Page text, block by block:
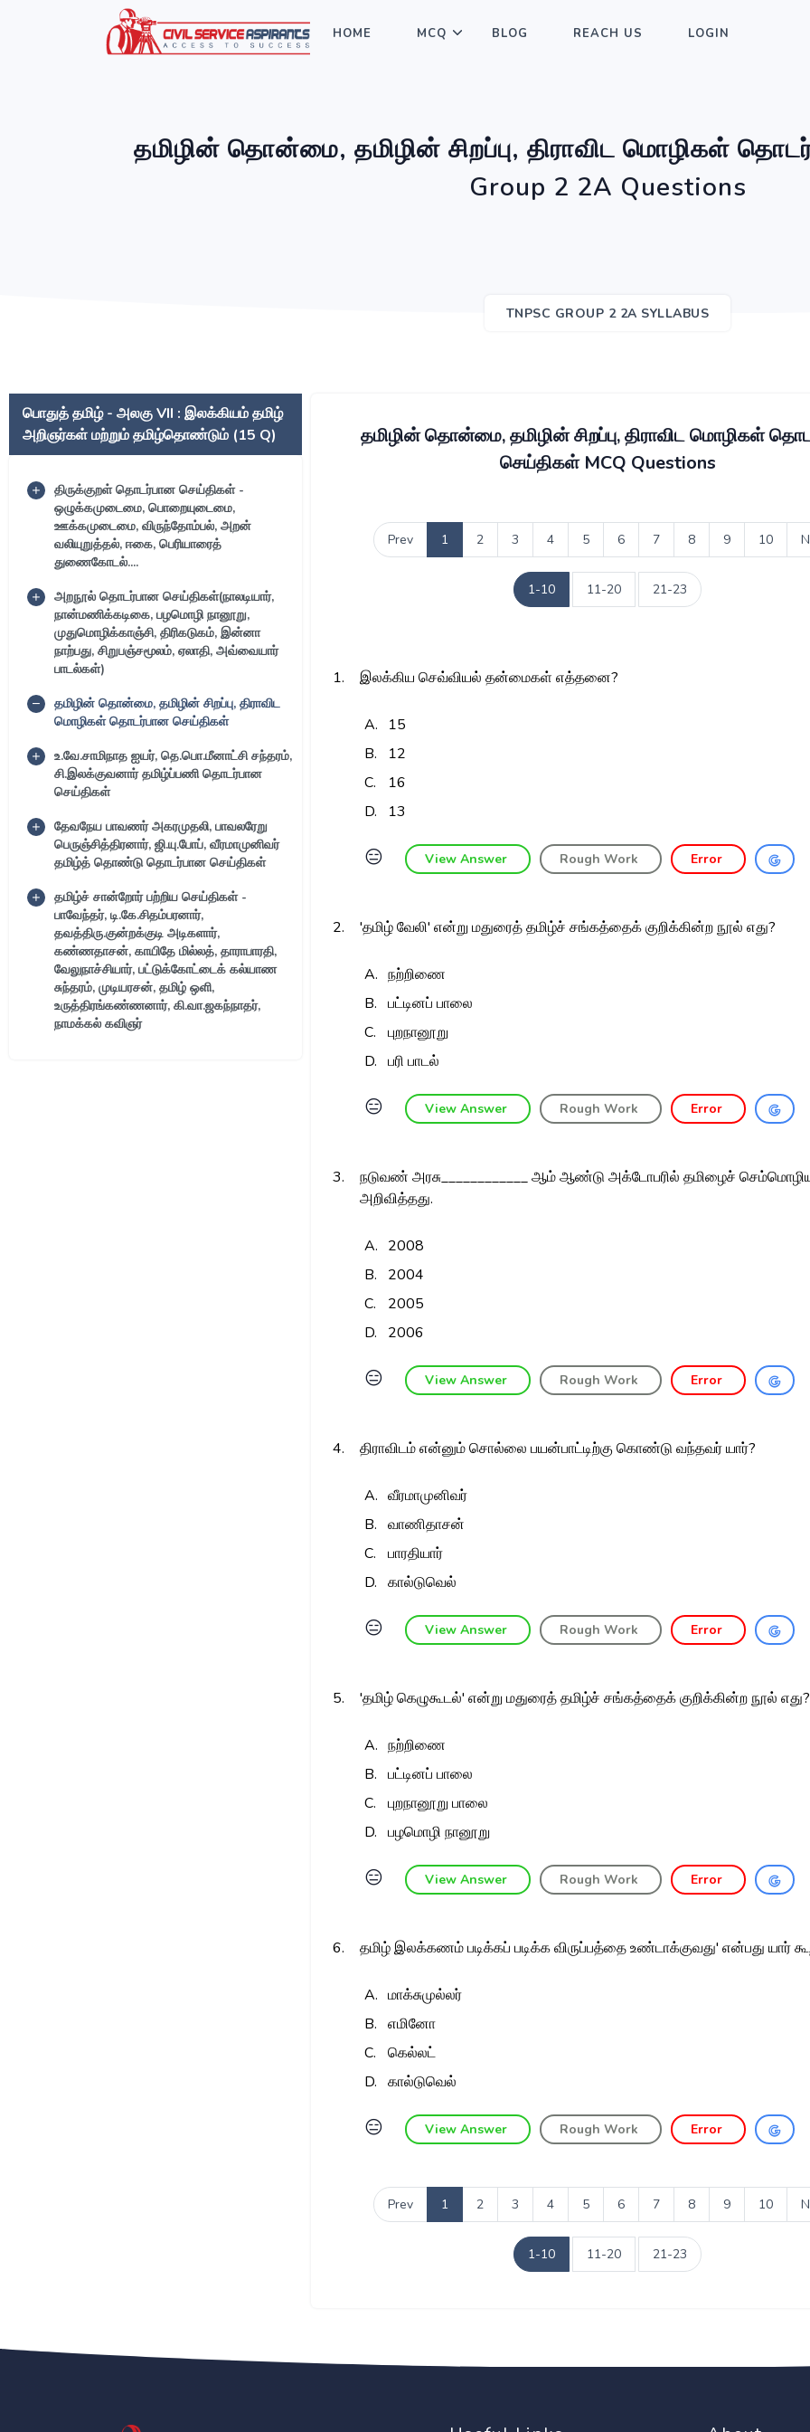
HOME MCQ BLOG REACH US LOGIN
தமிழின் தொன்மை, தமிழின் சிறப்பு, திராவிட மொழிகள்
Group 2 2A Questions
TNPSC GROUP 2 2A SYLLABUS
பொதுத் தமிழ் - அலகு VII : இலக்கியம் தமிழ்
அறிஞர்கள் மற்றும் தமிழ்தொண்டும் (15 Q)
திருக்குறள் தொடர்பான செய்திகள் -
ஒழுக்கமுடைமை, பொறையுடைமை,
ஊக்கமுடைமை, விருந்தோம்பல், அறன்
வலியுறுத்தல், ஈகை, பெரியாரைத்
துணைகோடல்....
அறநூல் தொடர்பான செய்திகள்(நாலடியார்,
நான்மணிக்கடிகை, பழமொழி நானூறு,
முதுமொழிக்காஞ்சி, திரிகடுகம், இன்னா
நாற்பது, சிறுபஞ்சமூலம், ஏலாதி, அவ்வையார்
பாடல்கள்)
தமிழின் தொன்மை, தமிழின் சிறப்பு, திராவிட
மொழிகள் தொடர்பான செய்திகள்
உ.வே.சாமிநாத ஐயர், தெ.பொ.மீனாட்சி சந்தரம்,
சி.இலக்குவனார் தமிழ்ப்பணி தொடர்பான
செய்திகள்
தேவநேய பாவணர் அகரமுதலி, பாவலரேறு
பெருஞ்சித்திரனார், ஜி.யு.போப், வீரமாமுனிவர்
தமிழ்த் தொண்டு தொடர்பான செய்திகள்
தமிழ்ச் சான்றோர் பற்றிய செய்திகள் -
பாவேந்தர், டி.கே.சிதம்பரனார்,
தவத்திரு.குன்றக்குடி அடிகளார்,
கண்ணதாசன், காயிதே மில்லத், தாராபாரதி,
வேலுநாச்சியார், பட்டுக்கோட்டைக் கல்யாண
சுந்தரம், முடியரசன், தமிழ் ஒளி,
உருத்திரங்கண்ணனார், கி.வா.ஜகந்நாதர்,
நாமக்கல் கவிஞர்
தமிழின் தொன்மை, தமிழின் சிறப்பு, திராவிட மொழிகள்
செய்திகள் MCQ Questions
Prev 1 2 3 4 5 6 7 8 9 10
1-10 11-20 21-23
1. இலக்கிய செவ்வியல் தன்மைகள் எத்தனை?
A.
15
B.
12
C.
16
D.
13
😑 View Answer Rough Work Error
2. 'தமிழ் வேலி' என்று மதுரைத் தமிழ்ச் சங்கத்தைக் குறிக்கின்ற நூல் எது?
A. நற்றிணை
B.
பட்டினப் பாலை
C.
புறநானூறு
D.
பரி பாடல்
😑 View Answer Rough Work Error
3.
நடுவண் அரசு____________ ஆம் ஆண்டு அக்டோபரில் தமிழைச்
அறிவித்தது.
A. 2008
B.
2004
C.
2005
D.
2006
😑 View Answer Rough Work Error
4. திராவிடம் என்னும் சொல்லை பயன்பாட்டிற்கு கொண்டு வந்தவர் யார்?
A. வீரமாமுனிவர்
B.
வாணிதாசன்
C.
பாரதியார்
D.
கால்டுவெல்
😑 View Answer Rough Work Error
5. 'தமிழ் கெழுகூடல்' என்று மதுரைத் தமிழ்ச் சங்கத்தைக் குறிக்கின்ற நூல் எது?
A. நற்றிணை
B.
பட்டினப் பாலை
C.
புறநானூறு பாலை
D.
பழமொழி நானூறு
😑 View Answer Rough Work Error
6. தமிழ் இலக்கணம் படிக்கப் படிக்க விருப்பத்தை உண்டாக்குவது' என்பது யார்
A. மாக்சுமுல்லர்
B.
எமினோ
C.
கெல்லட்
D.
கால்டுவெல்
😑 View Answer Rough Work Error
Prev 1 2 3 4 5 6 7 8 9 10
1-10 11-20 21-23